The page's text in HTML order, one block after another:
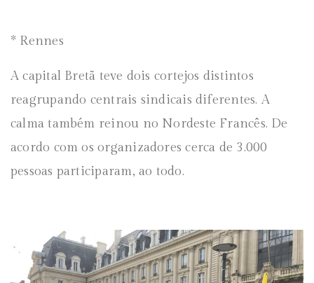
* Rennes
A capital Bretã teve dois cortejos distintos
reagrupando centrais sindicais diferentes. A
calma também reinou no Nordeste Francês. De
acordo com os organizadores cerca de 3.000
pessoas participaram, ao todo.